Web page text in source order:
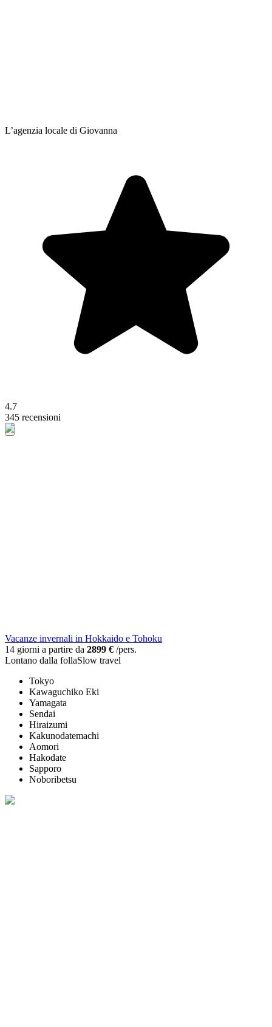
L’agenzia locale di Giovanna
4.7
345 recensioni
Vacanze invernali in Hokkaido e Tohoku
14 giorni a partire da 2899 € /pers.
Lontano dalla follaSlow travel
Tokyo
Kawaguchiko Eki
Yamagata
Sendai
Hiraizumi
Kakunodatemachi
Aomori
Hakodate
Sapporo
Noboribetsu